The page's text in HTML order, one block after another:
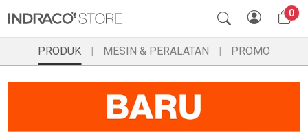
0
PRODUK MESIN & PERALATAN PROMO